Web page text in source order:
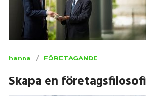
hanna FÖRETAGANDE
Skapa en företagsfilosofi